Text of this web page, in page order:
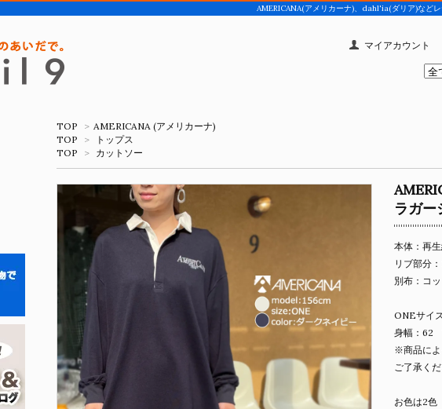
AMERICANA(アメリカーナ)、dahl'ia(ダリア)など
マイアカウント
TOP > AMERICANA (アメリカーナ)
TOP
>
トップス
TOP
> カットソー
ラガー
本体：再
リブ部分
別布：コ
ONEサイ
身幅：62
※商品によ
ご了承くだ
お色は2色